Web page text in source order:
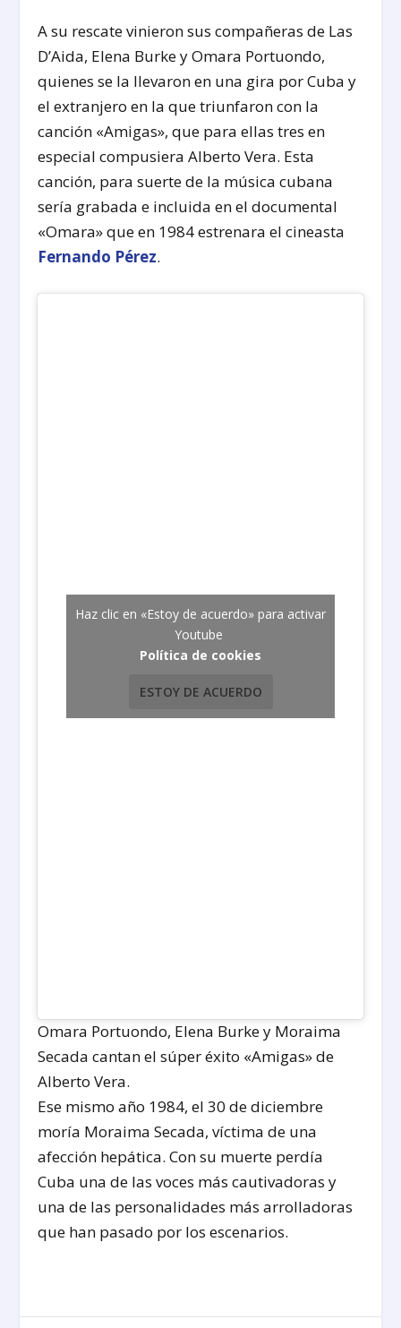
A su rescate vinieron sus compañeras de Las
D’Aida, Elena Burke y Omara Portuondo,
quienes se la llevaron en una gira por Cuba y
el extranjero en la que triunfaron con la
canción «Amigas», que para ellas tres en
especial compusiera Alberto Vera. Esta
canción, para suerte de la música cubana
sería grabada e incluida en el documental
«Omara» que en 1984 estrenara el cineasta
Fernando Pérez.
Haz clic en «Estoy de acuerdo» para activar
Youtube
Política de cookies
ESTOY DE ACUERDO
Omara Portuondo, Elena Burke y Moraima
Secada cantan el súper éxito «Amigas» de
Alberto Vera.
Ese mismo año 1984, el 30 de diciembre
moría Moraima Secada, víctima de una
afección hepática. Con su muerte perdía
Cuba una de las voces más cautivadoras y
una de las personalidades más arrolladoras
que han pasado por los escenarios.